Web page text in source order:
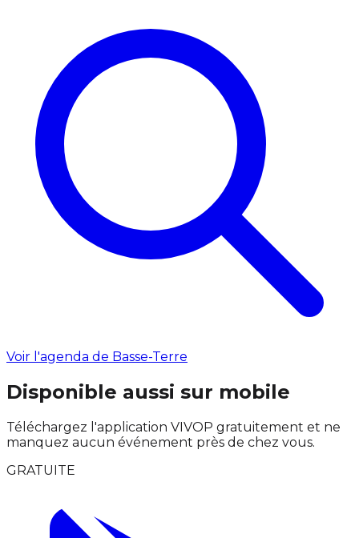
Voir l'agenda de Basse-Terre
Disponible aussi sur mobile
Téléchargez l'application VIVOP gratuitement et ne
manquez aucun événement près de chez vous.
GRATUITE